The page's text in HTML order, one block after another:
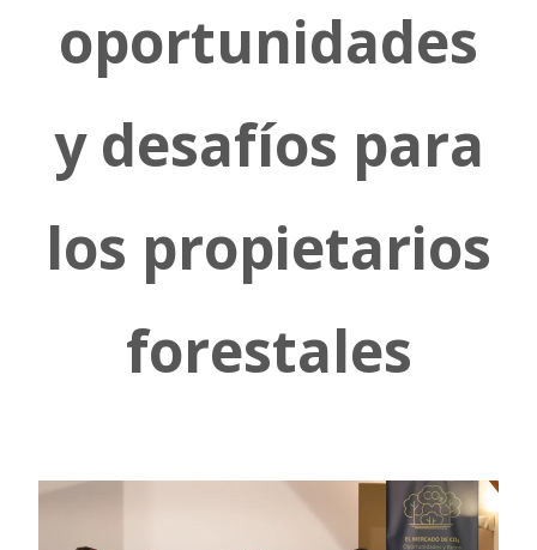
oportunidades
y desafíos para
los propietarios
forestales